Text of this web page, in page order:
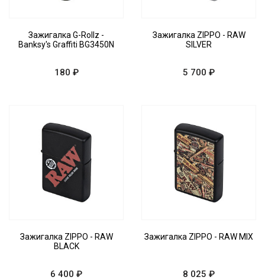
Зажигалка G-Rollz -
Banksy's Graffiti BG3450N
180 ₽
Зажигалка ZIPPO - RAW
SILVER
5 700 ₽
Зажигалка ZIPPO - RAW
BLACK
6 400 ₽
Зажигалка ZIPPO - RAW MIX
8 025 ₽